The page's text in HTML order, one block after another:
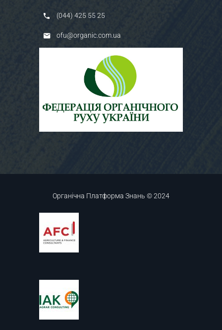
(044) 425 55 25
ofu@organic.com.ua
Органічна Платформа Знань © 2024